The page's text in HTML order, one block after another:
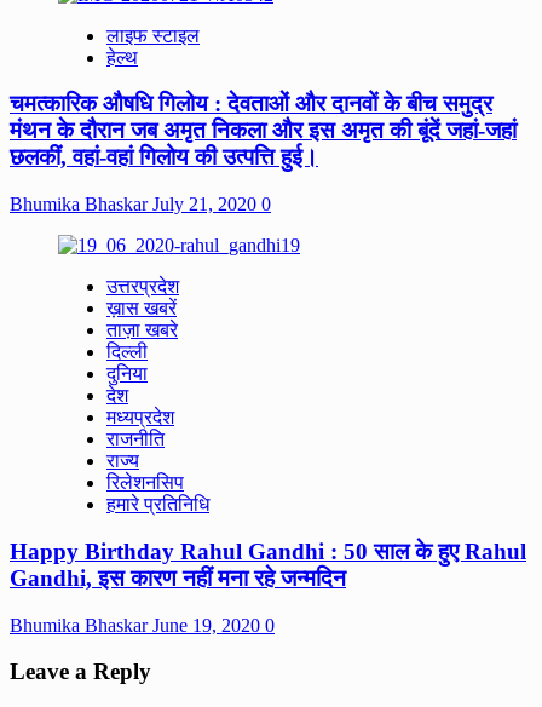
लाइफ स्टाइल
हेल्थ
चमत्कारिक औषधि गिलोय : देवताओं और दानवों के बीच समुद्र
मंथन के दौरान जब अमृत निकला और इस अमृत की बूंदें जहां-जहां
छलकीं, वहां-वहां गिलोय की उत्पत्ति हुई।
Bhumika BhaskarJuly 21, 2020 0
उत्तरप्रदेश
ख़ास खबरें
ताज़ा खबरे
दिल्ली
दुनिया
देश
मध्यप्रदेश
राजनीति
राज्य
रिलेशनसिप
हमारे प्रतिनिधि
Happy Birthday Rahul Gandhi : 50 साल के हुए Rahul
Gandhi, इस कारण नहीं मना रहे जन्मदिन
Bhumika BhaskarJune 19, 2020 0
Leave a Reply